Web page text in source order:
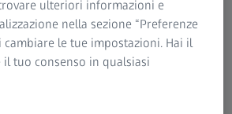
Solutions
(Français)
(Português)
(Brasil))
ulteriori informazioni e
nella sezione “Preferenze
cambiare le tue impostazioni. Hai il
tuo consenso in qualsiasi